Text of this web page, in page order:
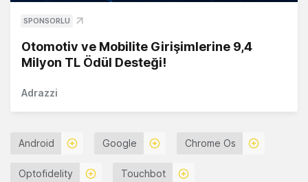
SPONSORLU
Otomotiv ve Mobilite Girişimlerine 9,4
Milyon TL Ödül Desteği!
Adrazzi
Android Google Chrome Os
Optofidelity Touchbot